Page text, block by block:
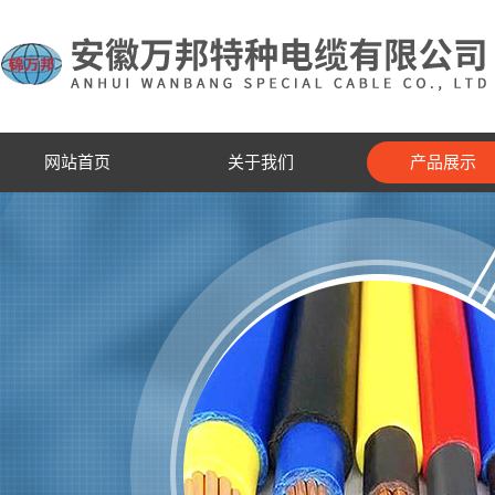
网站首页 关于我们 产品展示